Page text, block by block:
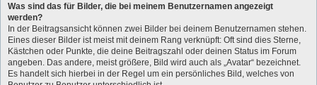
Was sind das für Bilder, die bei meinem Benutzernamen angezeigt
werden?
In der Beitragsansicht können zwei Bilder bei deinem Benutzernamen stehen.
Eines dieser Bilder ist meist mit deinem Rang verknüpft: Oft sind dies Sterne,
Kästchen oder Punkte, die deine Beitragszahl oder deinen Status im Forum
angeben. Das andere, meist größere, Bild wird auch als „Avatar“ bezeichnet.
Es handelt sich hierbei in der Regel um ein persönliches Bild, welches von